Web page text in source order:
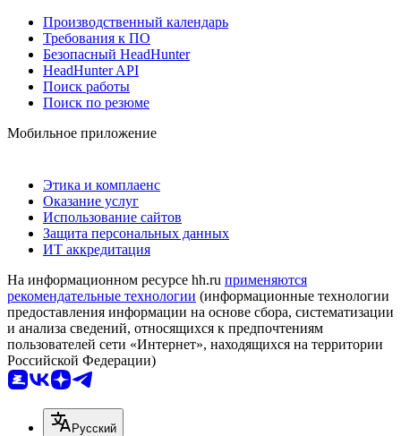
Производственный календарь
Требования к ПО
Безопасный HeadHunter
HeadHunter API
Поиск работы
Поиск по резюме
Мобильное приложение
Этика и комплаенс
Оказание услуг
Использование сайтов
Защита персональных данных
ИТ аккредитация
На информационном ресурсе hh.ru применяются
рекомендательные технологии (информационные технологии
предоставления информации на основе сбора, систематизации
и анализа сведений, относящихся к предпочтениям
пользователей сети «Интернет», находящихся на территории
Российской Федерации)
Русский